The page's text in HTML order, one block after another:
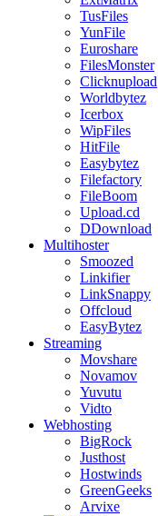
TusFiles
YunFile
Euroshare
FilesMonster
Clicknupload
Worldbytez
Icerbox
WipFiles
HitFile
Easybytez
Filefactory
FileBoom
Upload.cd
DDownload
Multihoster
Smoozed
Linkifier
LinkSnappy
Offcloud
EasyBytez
Streaming
Movshare
Novamov
Yuvutu
Vidto
Webhosting
BigRock
Justhost
Hostwinds
GreenGeeks
Arvixe